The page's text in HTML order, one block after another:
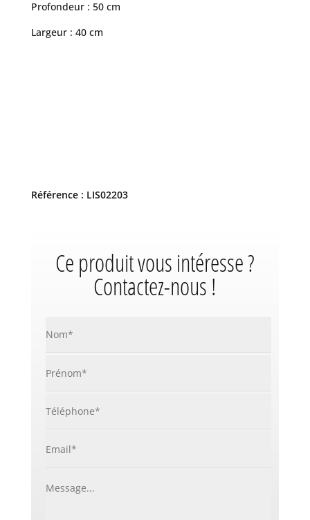
Profondeur : 50 cm
Largeur : 40 cm
Référence : LIS02203
Ce produit vous intéresse ?
Contactez-nous !